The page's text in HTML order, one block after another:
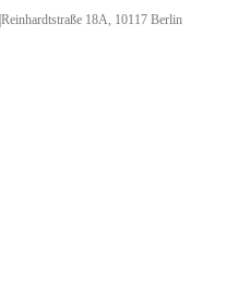
Reinhardtstraße 18A, 10117 Berlin